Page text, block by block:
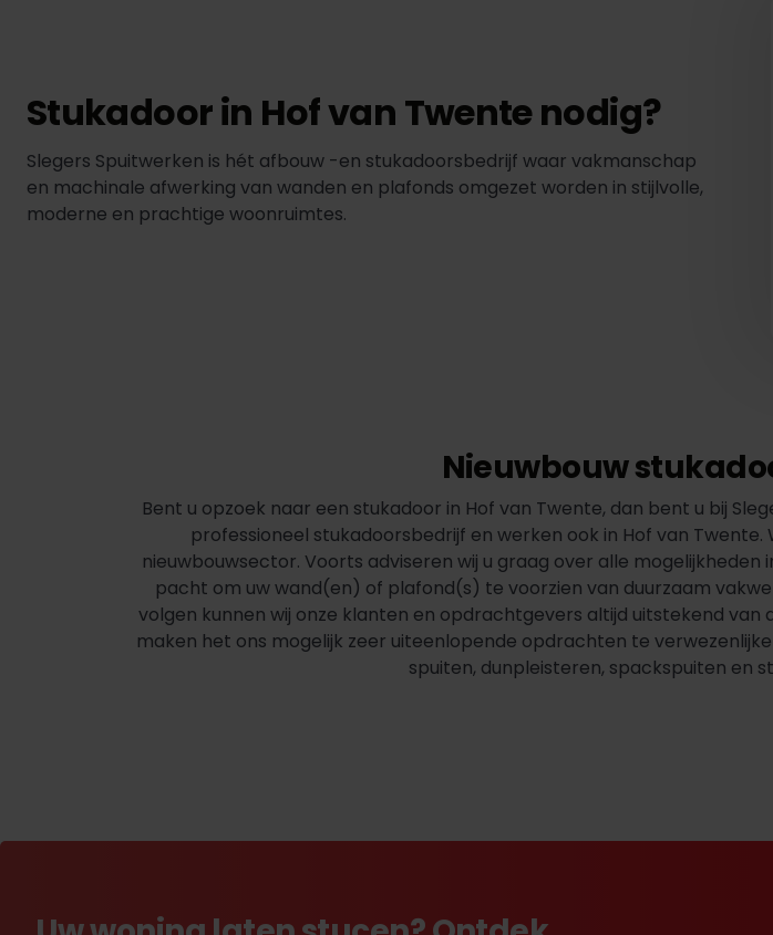
Stukadoor in Hof van Twente nodig?
Slegers Spuitwerken is hét afbouw -en stukadoorsbedrijf waar vakmanschap
en machinale afwerking van wanden en plafonds omgezet worden in stijlvolle,
moderne en prachtige woonruimtes.
Nieuwbouw
Bent u opzoek naar een stukadoor in Hof van Twente, dan bent u bij
professioneel stukadoorsbedrijf en werken ook in Hof van
nieuwbouwsector. Voorts adviseren wij u graag over alle
pacht om uw wand(en) of plafond(s) te voorzien van duurzaam
volgen kunnen wij onze klanten en opdrachtgevers altijd uitstekend van
maken het ons mogelijk zeer uiteenlopende opdrachten te
spuiten, dunpleisteren, spackspuiten en